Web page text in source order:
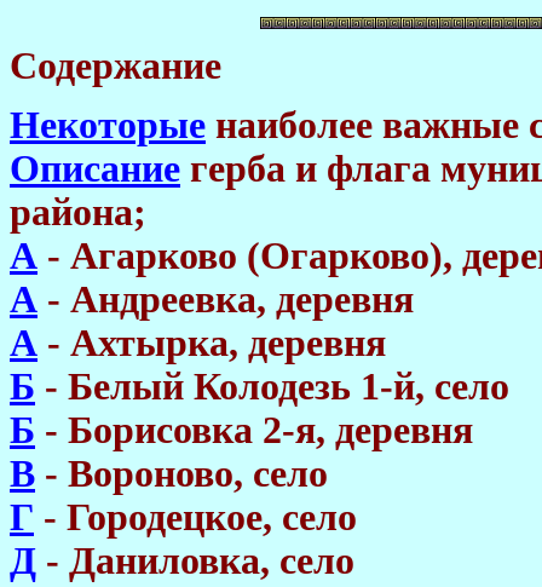
Содержание
Некоторые наиболее важные
Описание герба и флага
района;
А - Агарково (Огарково),
А - Андреевка, деревня
А - Ахтырка, деревня
Б - Белый Колодезь 1-й, село
Б - Борисовка 2-я, деревня
В - Вороново, село
Г - Городецкое, село
Д - Даниловка, село